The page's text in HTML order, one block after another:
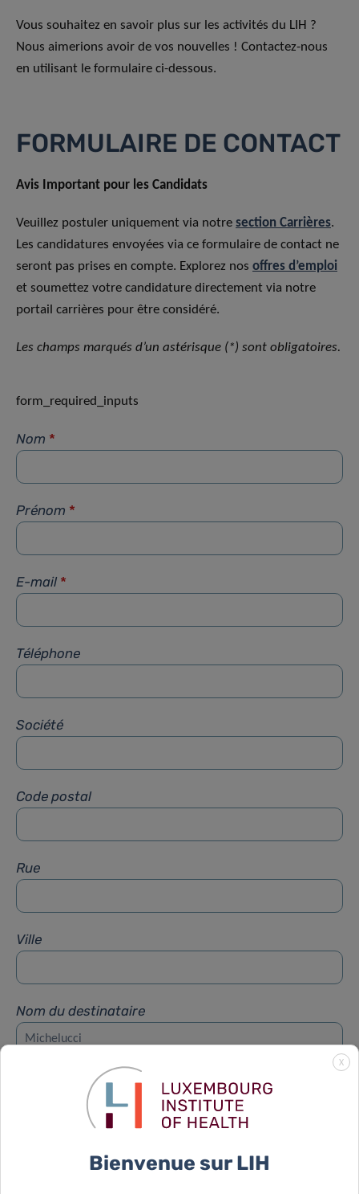
Vous souhaitez en savoir plus sur les activités du LIH ?
Nous aimerions avoir de vos nouvelles ! Contactez-nous
en utilisant le formulaire ci-dessous.
FORMULAIRE DE CONTACT
Avis Important pour les Candidats
Veuillez postuler uniquement via notre section Carrières.
Les candidatures envoyées via ce formulaire de contact ne
seront pas prises en compte. Explorez nos offres d’emploi
et soumettez votre candidature directement via notre
portail carrières pour être considéré.
Les champs marqués d’un astérisque (*) sont obligatoires.
form_required_inputs
Nom *
Prénom *
E-mail *
Téléphone
Société
Code postal
Rue
Ville
Nom du destinataire
Prénom du destinataire
X
Bienvenue sur LIH